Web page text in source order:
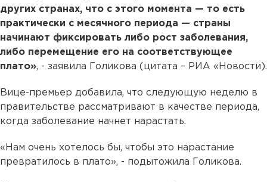
других странах, что с этого момента — то есть
практически с месячного периода — страны
начинают фиксировать либо рост заболевания,
либо перемещение его на соответствующее
плато», - заявила Голикова (цитата – РИА «Новости).
Вице-премьер добавила, что следующую неделю в
правительстве рассматривают в качестве периода,
когда заболевание начнет нарастать.
«Нам очень хотелось бы, чтобы это нарастание
превратилось в плато», - подытожила Голикова.